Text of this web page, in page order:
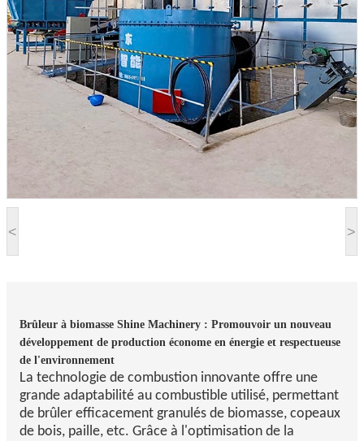
< >
Brûleur à biomasse Shine Machinery : Promouvoir un nouveau
développement de production économe en énergie et respectueuse
de l'environnement
La technologie de combustion innovante offre une
grande adaptabilité au combustible utilisé, permettant
de brûler efficacement granulés de biomasse, copeaux
de bois, paille, etc. Grâce à l'optimisation de la